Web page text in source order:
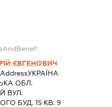
ЄВГЕНОВИЧ
УКРАЇНА
ОБЛ.
ВУЛ.
БУД. 15 КВ. 9